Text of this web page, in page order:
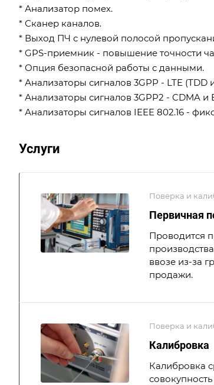
* Анализатор помех.
* Сканер каналов.
* Выход ПЧ с нулевой полосой
* GPS-приемник - повышение точности
* Опция безопасной работы с данными.
* Анализаторы сигналов 3GPP - LTE (TDD
* Анализаторы сигналов 3GPP2 - CDMA и
* Анализаторы сигналов IEEE 802.16 -
Услуги
Поверка и
Первичная
Проводится
ввозе из-за
продажи.
Поверка и
Калибровка
Калибровка